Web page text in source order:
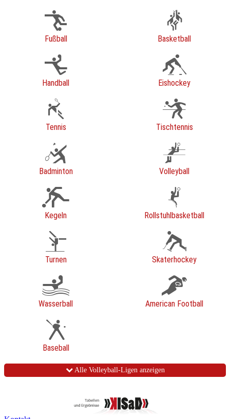
Fußball Basketball
Handball Eishockey
Tennis Tischtennis
Badminton Volleyball
Kegeln Rollstuhlbasketball
Turnen Skaterhockey
Wasserball American Football
Baseball
Alle Volleyball-Ligen anzeigen